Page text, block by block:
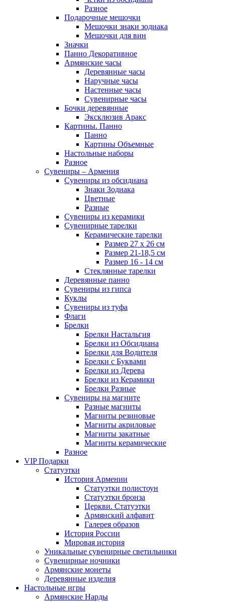
Разное
Подарочные мешочки
Мешочки знаки зодиака
Мешочки для вин
Значки
Панно Декоративное
Армянские часы
Деревянные часы
Наручные часы
Настенные часы
Сувенирные часы
Бочки деревянные
Эксклюзив Аракс
Картины. Панно
Панно
Картины Объемные
Настольные наборы
Разное
Сувениры – Армения
Сувениры из обсидиана
Знаки Зодиака
Цветные
Разные
Сувениры из керамики
Сувенирные тарелки
Керамические тарелки
Размер 27 х 26 см
Размер 21-18,5 см
Размер 16 - 14 см
Стеклянные тарелки
Деревянные панно
Сувениры из гипса
Куклы
Сувениры из туфа
Флаги
Брелки
Брелки Настальгия
Брелки из Обсидиана
Брелки для Водителя
Брелки с Буквами
Брелки из Дерева
Брелки из Керамики
Брелки Разные
Сувениры на магните
Разные магниты
Магниты резиновые
Магниты акриловые
Магниты закатные
Магниты керамические
Разное
VIP Подарки
Статуэтки
История Армении
Статуэтки полистоун
Статуэтки бронза
Церкви. Статуэтки
Армянский алфавит
Галерея образов
История России
Мировая история
Уникальные сувенирные светильники
Сувенирные ночники
Армянские монеты
Деревянные изделия
Настольные игры
Армянские Нарды